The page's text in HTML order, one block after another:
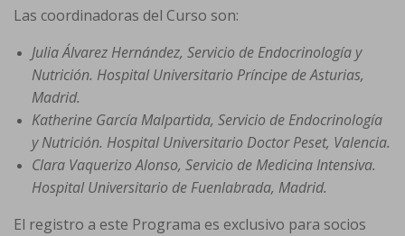
Las coordinadoras del Curso son:
Julia Álvarez Hernández, Servicio de Endocrinología y
Nutrición. Hospital Universitario Príncipe de Asturias,
Madrid.
Katherine García Malpartida, Servicio de Endocrinología
y Nutrición. Hospital Universitario Doctor Peset, Valencia.
Clara Vaquerizo Alonso, Servicio de Medicina Intensiva.
Hospital Universitario de Fuenlabrada, Madrid.
El registro a este Programa es exclusivo para socios